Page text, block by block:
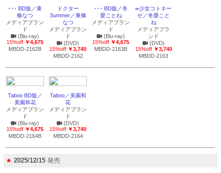
･･･ BD版／東
條なつ
メディアブラン
ド
(Blu-ray)
15%off ￥4,675
MBDD-2162B
ドクター
Summer／東條
なつ
メディアブラン
ド
(DVD)
15%off ￥3,740
MBDD-2162
･･･ BD版／冬
愛ことね
メディアブラン
ド
(Blu-ray)
15%off ￥4,675
MBDD-2163B
∞少女コトネー
ゼ／冬愛こと
ね
メディアブラ
ンド
(DVD)
15%off ￥3,740
MBDD-2163
Taboo BD版／
美園和花
メディアブラン
ド
(Blu-ray)
15%off ￥4,675
MBDD-2164B
Taboo／美園和
花
メディアブラン
ド
(DVD)
15%off ￥3,740
MBDD-2164
★ 2025/12/15 発売